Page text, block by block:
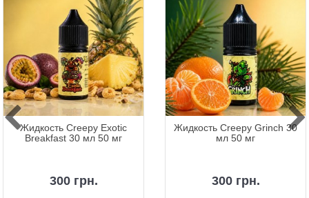
Жидкость Creepy Exotic
Breakfast 30 мл 50 мг
300 грн.
Жидкость Creepy Grinch 30
мл 50 мг
300 грн.